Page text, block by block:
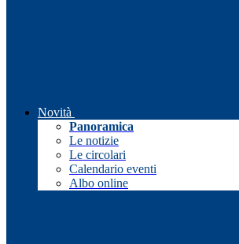
Novità
Panoramica
Le notizie
Le circolari
Calendario eventi
Albo online